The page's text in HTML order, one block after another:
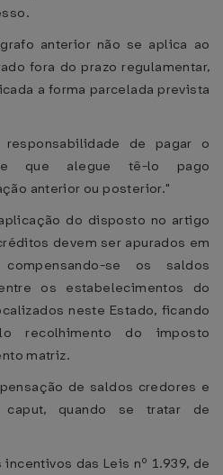
anterior não se aplica ao
fora do prazo regulamentar,
a forma parcelada prevista
de pagar o
que alegue tê-lo pago
anterior ou posterior."
do disposto no artigo
devem ser apurados em
se os saldos
os estabelecimentos do
neste Estado, ficando
recolhimento do imposto
matriz.
de saldos credores e
caput, quando se tratar de
das Leis nº 1.939, de